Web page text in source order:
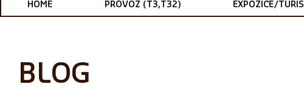
HOME PROVOZ (T3,T32) EXPOZICE/
BLOG